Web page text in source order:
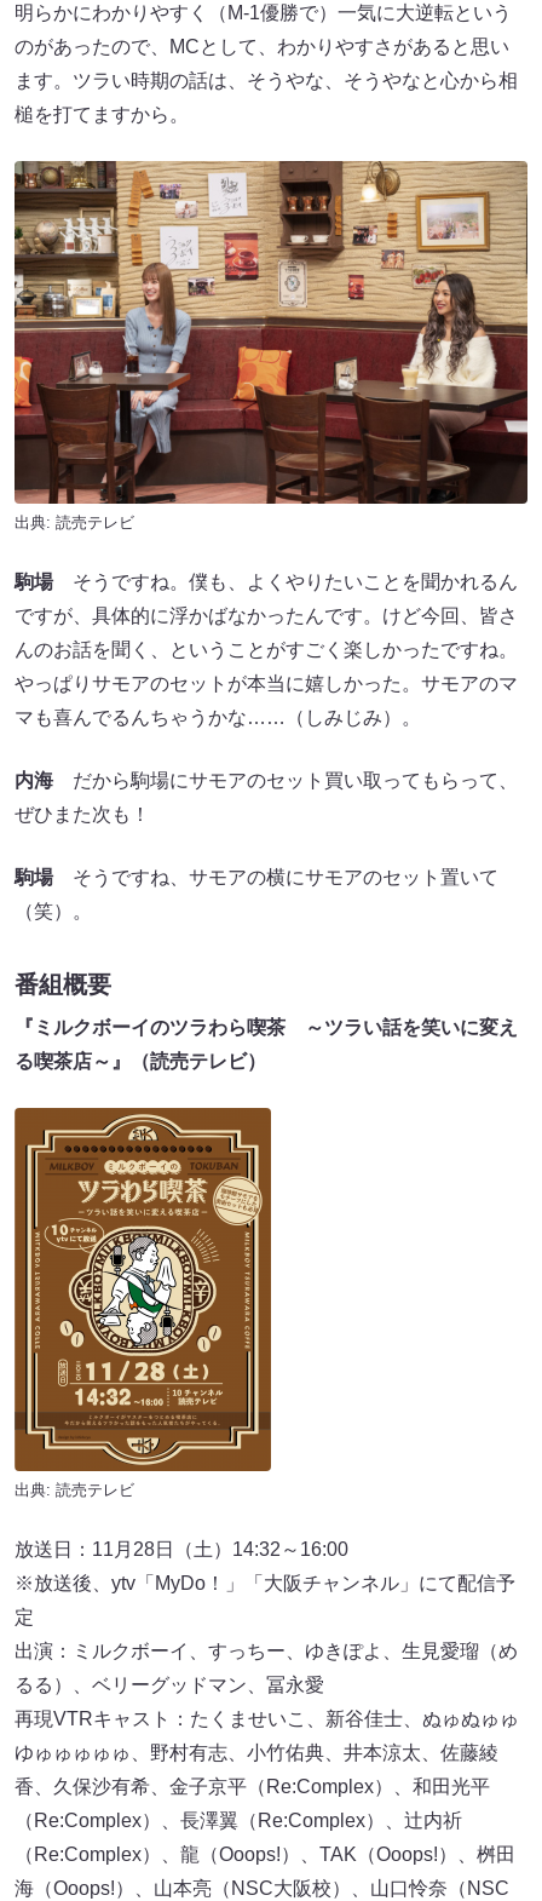
明らかにわかりやすく（M-1優勝で）一気に大逆転という
のがあったので、MCとして、わかりやすさがあると思い
ます。ツラい時期の話は、そうやな、そうやなと心から相
槌を打てますから。
出典: 読売テレビ
駒場そうですね。僕も、よくやりたいことを聞かれるん
ですが、具体的に浮かばなかったんです。けど今回、皆さ
んのお話を聞く、ということがすごく楽しかったですね。
やっぱりサモアのセットが本当に嬉しかった。サモアのマ
マも喜んでるんちゃうかな……（しみじみ）。
内海 だから駒場にサモアのセット買い取ってもらって、
ぜひまた次も！
駒場そうですね、サモアの横にサモアのセット置いて
（笑）。
番組概要
『ミルクボーイのツラわら喫茶 ～ツラい話を笑いに変え
る喫茶店～』（読売テレビ）
出典: 読売テレビ
放送日：11月28日（土）14:32～16:00
※放送後、ytv「MyDo！」「大阪チャンネル」にて配信予
定
出演：ミルクボーイ、すっちー、ゆきぽよ、生見愛瑠（め
るる）、ベリーグッドマン、冨永愛
再現VTRキャスト：たくませいこ、新谷佳士、ぬゅぬゅゅ
ゆゅゅゅゅゅ、野村有志、小竹佑典、井本涼太、佐藤綾
香、久保沙有希、金子京平（Re:Complex）、和田光平
（Re:Complex）、長澤翼（Re:Complex）、辻内祈
（Re:Complex）、龍（Ooops!）、TAK（Ooops!）、桝田
海（Ooops!）、山本亮（NSC大阪校）、山口怜奈（NSC